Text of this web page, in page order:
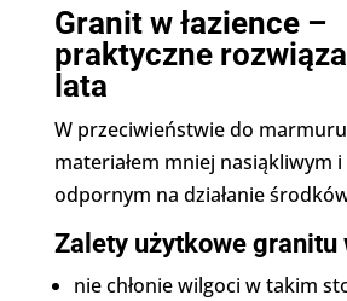
Granit w łazience –
praktyczne
lata
W przeciwieństwie do
materiałem mniej nasiąkliwym
odpornym na działanie
Zalety użytkowe granitu
nie chłonie wilgoci w takim